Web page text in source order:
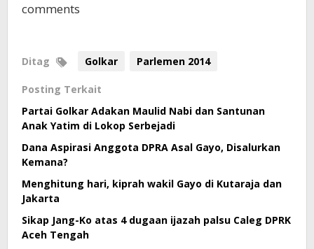
comments
Ditag Golkar Parlemen 2014
Posting Terkait
Partai Golkar Adakan Maulid Nabi dan Santunan
Anak Yatim di Lokop Serbejadi
Dana Aspirasi Anggota DPRA Asal Gayo, Disalurkan
Kemana?
Menghitung hari, kiprah wakil Gayo di Kutaraja dan
Jakarta
Sikap Jang-Ko atas 4 dugaan ijazah palsu Caleg DPRK
Aceh Tengah